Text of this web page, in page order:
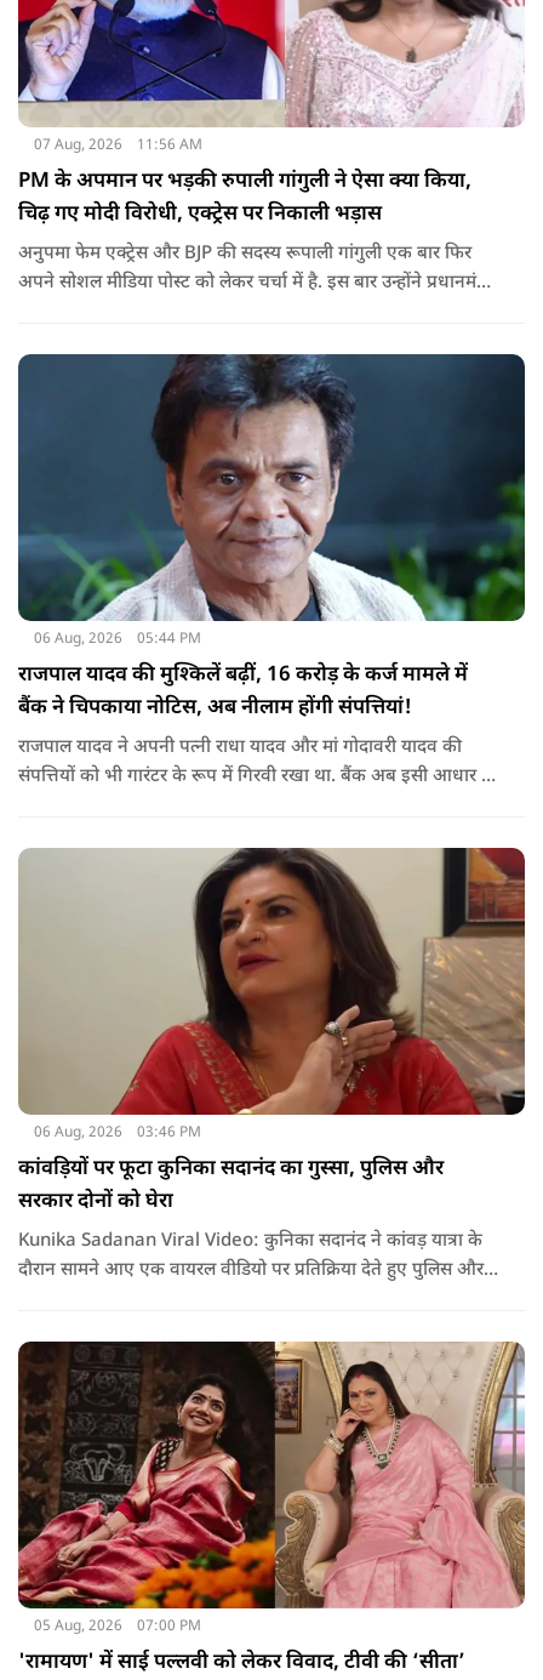
07 Aug, 2026 11:56 AM
PM के अपमान पर भड़की रुपाली गांगुली ने ऐसा क्या किया,
चिढ़ गए मोदी विरोधी, एक्ट्रेस पर निकाली भड़ास
अनुपमा फेम एक्ट्रेस और BJP की सदस्य रूपाली गांगुली एक बार फिर
अपने सोशल मीडिया पोस्ट को लेकर चर्चा में है. इस बार उन्होंने प्रधानमंत्री
रिएक्शन की भाड़ आ गई है.
06 Aug, 2026 05:44 PM
राजपाल यादव की मुश्किलें बढ़ीं, 16 करोड़ के कर्ज मामले में
बैंक ने चिपकाया नोटिस, अब नीलाम होंगी संपत्तियां!
राजपाल यादव ने अपनी पत्नी राधा यादव और मां गोदावरी यादव की
संपत्तियों को भी गारंटर के रूप में गिरवी रखा था. बैंक अब इसी आधार पर
वसूली प्रक्रिया चल रही है.
06 Aug, 2026 03:46 PM
कांवड़ियों पर फूटा कुनिका सदानंद का गुस्सा, पुलिस और
सरकार दोनों को घेरा
Kunika Sadanan Viral Video: कुनिका सदानंद ने कांवड़ यात्रा के
दौरान सामने आए एक वायरल वीडियो पर प्रतिक्रिया देते हुए पुलिस और
मारपीट करता है, तो उसके खिलाफ सख्त कार्रवाई होनी चाहिए.
05 Aug, 2026 07:00 PM
'रामायण' में साई पल्लवी को लेकर विवाद, टीवी की ‘सीता’